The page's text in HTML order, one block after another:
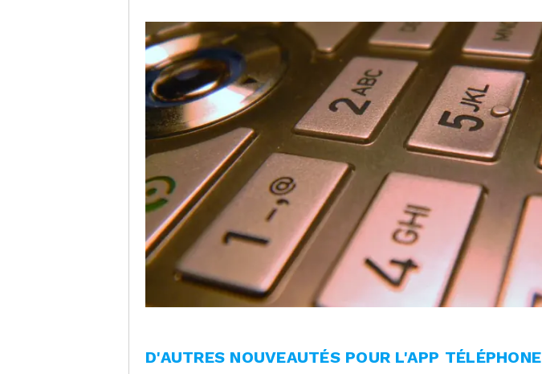
D'AUTRES NOUVEAUTÉS POUR L'APP TÉLÉPHONE